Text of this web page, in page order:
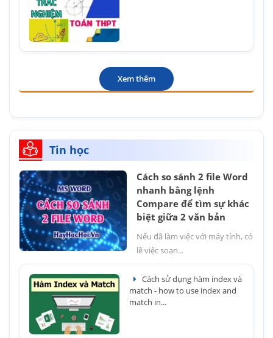
Xem thêm
Tin học
Cách so sánh 2 file Word
nhanh bằng lệnh
Compare để tìm sự khác
biệt giữa 2 văn bản
Nếu đã làm việc với máy tính, có
lẽ việc soạn...
Cách sử dụng hàm index và
match - how to use index and
match in...